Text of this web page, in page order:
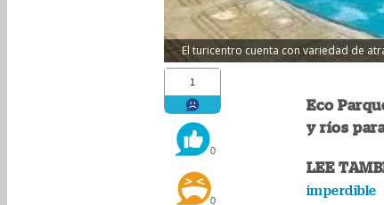
El turicentro cuenta con variedad de
1
0
0
Eco
y ríos
LEE
imperdible